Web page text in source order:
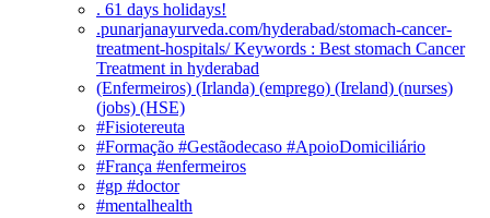
. 61 days holidays!
.punarjanayurveda.com/hyderabad/stomach-cancer-
treatment-hospitals/ Keywords : Best stomach Cancer
Treatment in hyderabad
(Enfermeiros) (Irlanda) (emprego) (Ireland) (nurses)
(jobs) (HSE)
#Fisiotereuta
#Formação #Gestãodecaso #ApoioDomiciliário
#França #enfermeiros
#gp #doctor
#mentalhealth